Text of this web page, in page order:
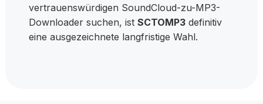
vertrauenswürdigen SoundCloud-zu-MP3-
Downloader suchen, ist SCTOMP3definitiv
eine ausgezeichnete langfristige Wahl.